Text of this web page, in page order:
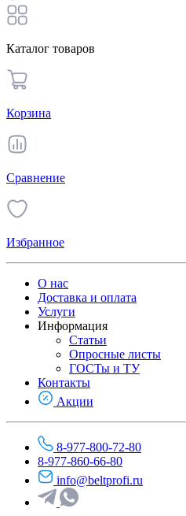
Каталог товаров
Корзина
Сравнение
Избранное
О нас
Доставка и оплата
Услуги
Информация
Статьи
Опросные листы
ГОСТы и ТУ
Контакты
Акции
8-977-800-72-80
8-977-860-66-80
info@beltprofi.ru